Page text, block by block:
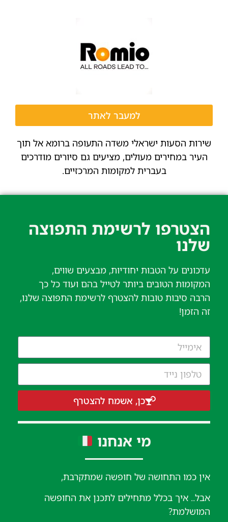
למעבר לאתר
שירות הסעות ישראלי משדה התעופה ברומא אל תוך
העיר במחירים מעולים, מציעים גם סיורים מודרכים
בעברית למקומות המרכזיים.
הצטרפו לרשימת התפוצה
שלנו​
עדכונים על הטבות יחודיות, מבצעים שווים,
המקומות הטובים ביותר לטייל בהם ועוד כל כך
הרבה סיבות טובות להצטרף לרשימת התפוצה שלנו,
זה הזמן!
כן, אשמח להצטרף
מי אנחנו
אין כמו התחושה של חופשה שמתקרבת,
אבל.. איך בכלל מתחילים לתכנן את החופשה
המושלמת?